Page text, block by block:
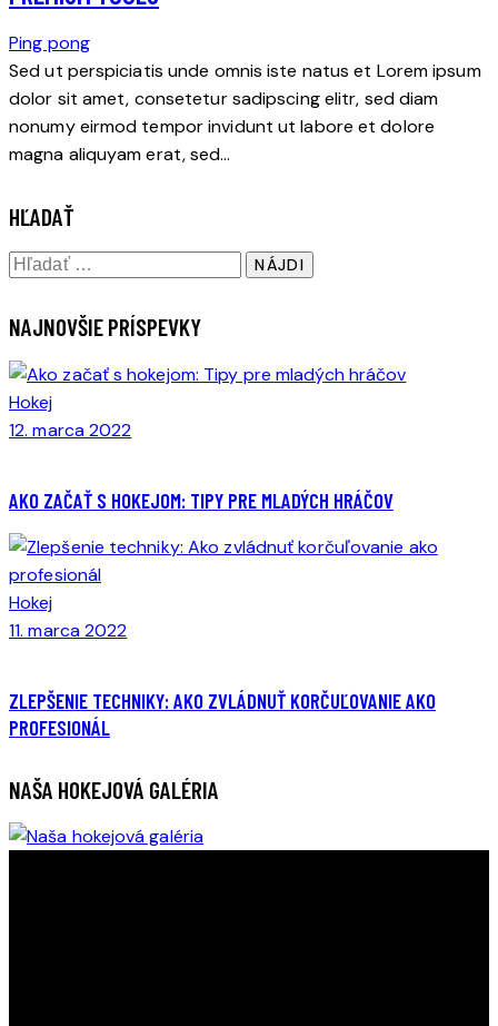
Ping pong
Sed ut perspiciatis unde omnis iste natus et Lorem ipsum
dolor sit amet, consetetur sadipscing elitr, sed diam
nonumy eirmod tempor invidunt ut labore et dolore
magna aliquyam erat, sed…
HĽADAŤ
NAJNOVŠIE PRÍSPEVKY
Hokej
12. marca 2022
AKO ZAČAŤ S HOKEJOM: TIPY PRE MLADÝCH HRÁČOV
Hokej
11. marca 2022
ZLEPŠENIE TECHNIKY: AKO ZVLÁDNUŤ KORČUĽOVANIE AKO
PROFESIONÁL
NAŠA HOKEJOVÁ GALÉRIA